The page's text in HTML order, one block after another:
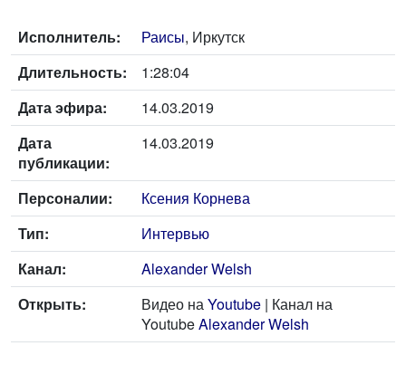
Исполнитель: Раисы, Иркутск
Длительность:
1:28:04
Дата эфира:
14.03.2019
Дата
публикации:
14.03.2019
Персоналии:
Ксения Корнева
Тип:
Интервью
Канал:
Alexander Welsh
Открыть:
Видео наYoutube | Канал на
YoutubeAlexander Welsh